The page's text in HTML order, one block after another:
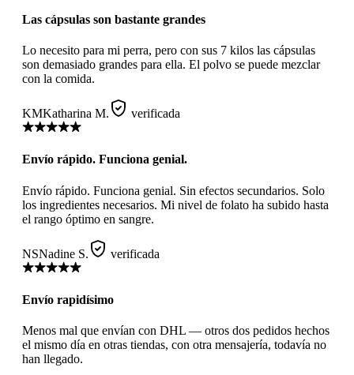
Las cápsulas son bastante grandes
Lo necesito para mi perra, pero con sus 7 kilos las cápsulas
son demasiado grandes para ella. El polvo se puede mezclar
con la comida.
KMKatharina M. verificada
Envío rápido. Funciona genial.
Envío rápido. Funciona genial. Sin efectos secundarios. Solo
los ingredientes necesarios. Mi nivel de folato ha subido hasta
el rango óptimo en sangre.
NSNadine S. verificada
Envío rapidísimo
Menos mal que envían con DHL — otros dos pedidos hechos
el mismo día en otras tiendas, con otra mensajería, todavía no
han llegado.